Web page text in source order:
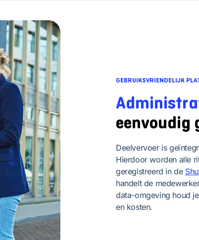
GEBRUIKSVRIENDELIJK
eenvoudig
Deelvervoer is
Hierdoor worden alle
geregistreerd in de
handelt de
data-omgeving houd
en kosten.